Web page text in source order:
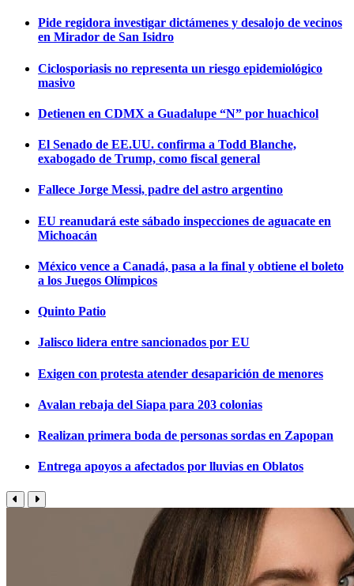
Pide regidora investigar dictámenes y desalojo de vecinos
en Mirador de San Isidro
Ciclosporiasis no representa un riesgo epidemiológico
masivo
Detienen en CDMX a Guadalupe “N” por huachicol
El Senado de EE.UU. confirma a Todd Blanche,
exabogado de Trump, como fiscal general
Fallece Jorge Messi, padre del astro argentino
EU reanudará este sábado inspecciones de aguacate en
Michoacán
México vence a Canadá, pasa a la final y obtiene el boleto
a los Juegos Olímpicos
Quinto Patio
Jalisco lidera entre sancionados por EU
Exigen con protesta atender desaparición de menores
Avalan rebaja del Siapa para 203 colonias
Realizan primera boda de personas sordas en Zapopan
Entrega apoyos a afectados por lluvias en Oblatos